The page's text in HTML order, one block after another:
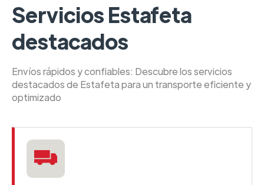
Servicios Estafeta
destacados
Envíos rápidos y confiables: Descubre los servicios
destacados de Estafeta para un transporte eficiente y
optimizado